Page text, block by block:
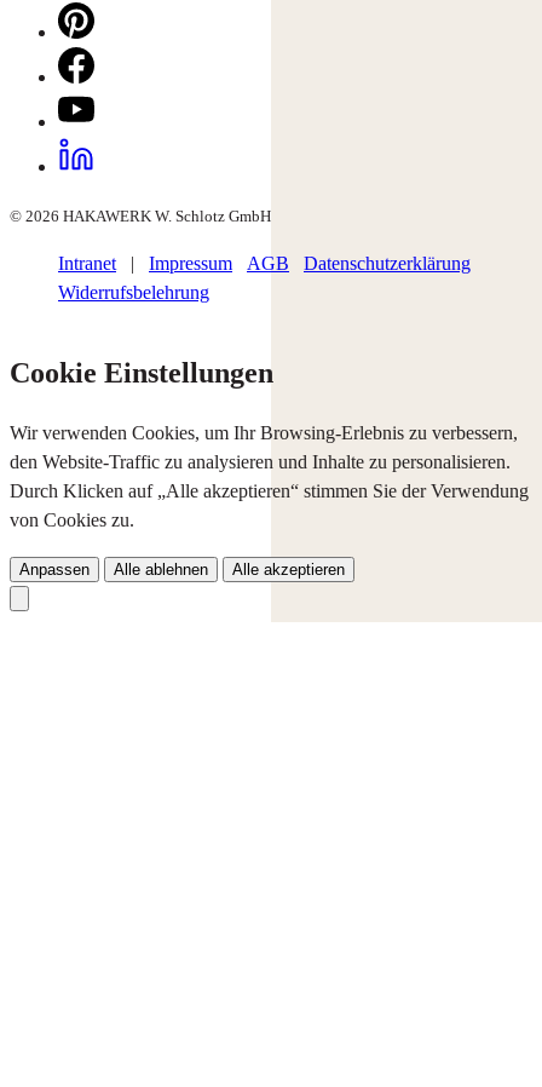
© 2026 HAKAWERK W. Schlotz GmbH
Intranet | Impressum AGB
Datenschutzerklärung
Widerrufsbelehrung
Cookie Einstellungen
Wir verwenden Cookies, um Ihr Browsing-Erlebnis zu verbessern,
den Website-Traffic zu analysieren und Inhalte zu personalisieren.
Durch Klicken auf „Alle akzeptieren“ stimmen Sie der Verwendung
von Cookies zu.
Anpassen Alle ablehnen Alle akzeptieren